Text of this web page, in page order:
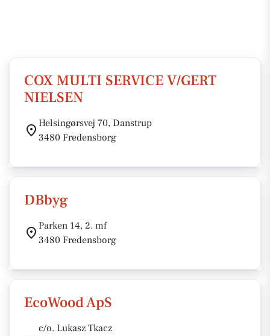
COX MULTI SERVICE V/GERT
NIELSEN
Helsingørsvej 70, Danstrup
3480 Fredensborg
DBbyg
Parken 14, 2. mf
3480 Fredensborg
EcoWood ApS
c/o. Lukasz Tkacz